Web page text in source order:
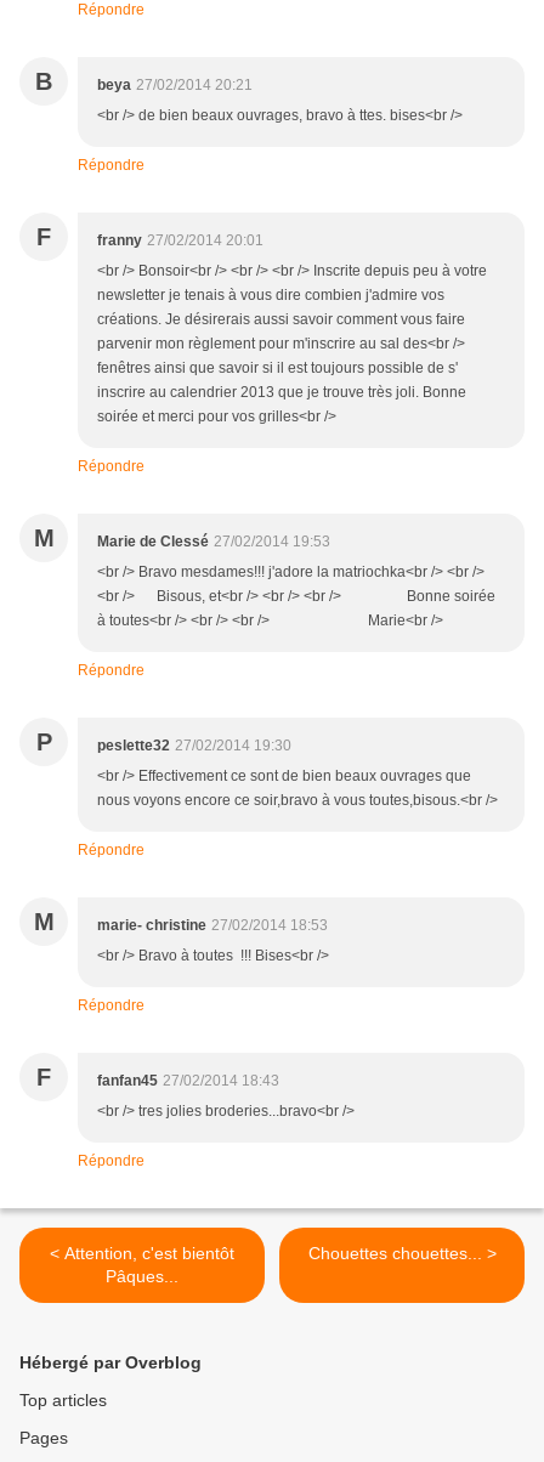
Répondre
B beya 27/02/2014 20:21
<br /> de bien beaux ouvrages, bravo à ttes. bises<br />
Répondre
F franny 27/02/2014 20:01
<br /> Bonsoir<br /> <br /> <br /> Inscrite depuis peu à votre
newsletter je tenais à vous dire combien j'admire vos
créations. Je désirerais aussi savoir comment vous faire
parvenir mon règlement pour m'inscrire au sal des<br />
fenêtres ainsi que savoir si il est toujours possible de s'
inscrire au calendrier 2013 que je trouve très joli. Bonne
soirée et merci pour vos grilles<br />
Répondre
M Marie de Clessé 27/02/2014 19:53
<br /> Bravo mesdames!!! j'adore la matriochka<br /> <br />
<br /> Bisous, et<br /> <br /> <br /> Bonne soirée
à toutes<br /> <br /> <br /> Marie<br />
Répondre
P peslette32 27/02/2014 19:30
<br /> Effectivement ce sont de bien beaux ouvrages que
nous voyons encore ce soir,bravo à vous toutes,bisous.<br />
Répondre
M marie- christine 27/02/2014 18:53
<br /> Bravo à toutes !!! Bises<br />
Répondre
F fanfan45 27/02/2014 18:43
<br /> tres jolies broderies...bravo<br />
Répondre
< Attention, c'est bientôt
Pâques...
Chouettes chouettes... >
Hébergé par Overblog
Top articles
Pages